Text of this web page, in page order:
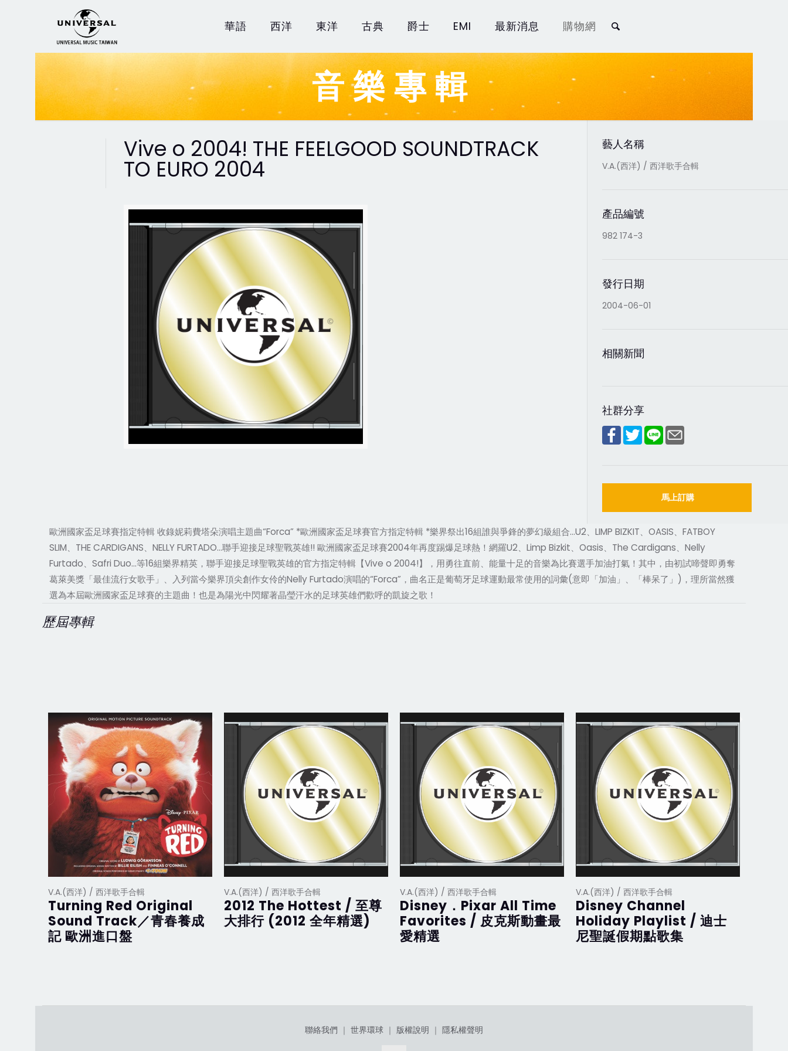
華語 西洋 東洋 古典 爵士 EMI 最新消息 購物網
音樂專輯
Vive o 2004! THE FEELGOOD SOUNDTRACK
TO EURO 2004
藝人名稱
V.A.(西洋) / 西洋歌手合輯
產品編號
982 174-3
發行日期
2004-06-01
相關新聞
社群分享
馬上訂購
歐洲國家盃足球賽指定特輯 收錄妮莉費塔朵演唱主題曲“Forca” *歐洲國家盃足球賽官方指定特輯 *樂界祭出16組誰與爭鋒的夢幻級組合…U2、LIMP BIZKIT、OASIS、FATBOY
SLIM、THE CARDIGANS、NELLY FURTADO…聯手迎接足球聖戰英雄!! 歐洲國家盃足球賽2004年再度踢爆足球熱！網羅U2、Limp Bizkit、Oasis、The Cardigans、Nelly
Furtado、Safri Duo…等16組樂界精英，聯手迎接足球聖戰英雄的官方指定特輯【Vive o 2004!】，用勇往直前、能量十足的音樂為比賽選手加油打氣！其中，由初試啼聲即勇奪
葛萊美獎「最佳流行女歌手」、入列當今樂界頂尖創作女伶的Nelly Furtado演唱的“Forca”，曲名正是葡萄牙足球運動最常使用的詞彙(意即「加油」、「棒呆了」)，理所當然獲
選為本屆歐洲國家盃足球賽的主題曲！也是為陽光中閃耀著晶瑩汗水的足球英雄們歡呼的凱旋之歌！
歷屆專輯
V.A.(西洋) / 西洋歌手合輯
Turning Red Original
Sound Track／青春養成
記 歐洲進口盤
V.A.(西洋) / 西洋歌手合輯
2012 The Hottest / 至尊
大排行 (2012 全年精選)
V.A.(西洋) / 西洋歌手合輯
Disney．Pixar All Time
Favorites / 皮克斯動畫最
愛精選
V.A.(西洋) / 西洋歌手合輯
Disney Channel
Holiday Playlist / 迪士
尼聖誕假期點歌集
聯絡我們 ｜ 世界環球｜ 版權說明 ｜ 隱私權聲明